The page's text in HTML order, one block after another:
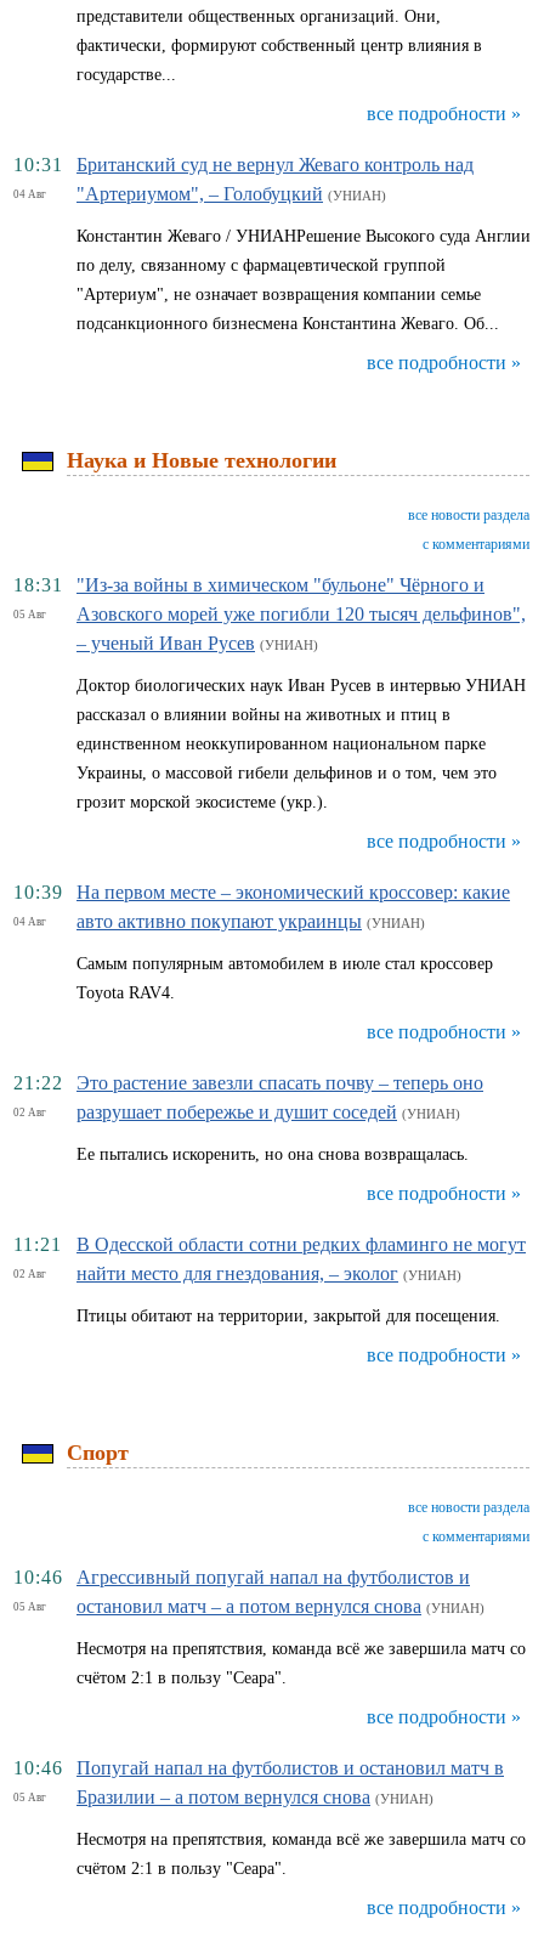
представители общественных организаций. Они,
фактически, формируют собственный центр влияния в
государстве...
все подробности »
10:31
04 Авг
Британский суд не вернул Жеваго контроль над
"Артериумом", – Голобуцкий (УНИАН)
Константин Жеваго / УНИАНРешение Высокого суда Англии
по делу, связанному с фармацевтической группой
"Артериум", не означает возвращения компании семье
подсанкционного бизнесмена Константина Жеваго. Об...
все подробности »
Наука и Новые технологии
все новости раздела
с комментариями
18:31
05 Авг
"Из-за войны в химическом "бульоне" Чёрного и
Азовского морей уже погибли 120 тысяч дельфинов",
– ученый Иван Русев (УНИАН)
Доктор биологических наук Иван Русев в интервью УНИАН
рассказал о влиянии войны на животных и птиц в
единственном неоккупированном национальном парке
Украины, о массовой гибели дельфинов и о том, чем это
грозит морской экосистеме (укр.).
все подробности »
10:39
04 Авг
На первом месте – экономический кроссовер: какие
авто активно покупают украинцы (УНИАН)
Самым популярным автомобилем в июле стал кроссовер
Toyota RAV4.
все подробности »
21:22
02 Авг
Это растение завезли спасать почву – теперь оно
разрушает побережье и душит соседей (УНИАН)
Ее пытались искоренить, но она снова возвращалась.
все подробности »
11:21
02 Авг
В Одесской области сотни редких фламинго не могут
найти место для гнездования, – эколог (УНИАН)
Птицы обитают на территории, закрытой для посещения.
все подробности »
Спорт
все новости раздела
с комментариями
10:46
05 Авг
Агрессивный попугай напал на футболистов и
остановил матч – а потом вернулся снова (УНИАН)
Несмотря на препятствия, команда всё же завершила матч со
счётом 2:1 в пользу "Сеара".
все подробности »
10:46
05 Авг
Попугай напал на футболистов и остановил матч в
Бразилии – а потом вернулся снова (УНИАН)
Несмотря на препятствия, команда всё же завершила матч со
счётом 2:1 в пользу "Сеара".
все подробности »